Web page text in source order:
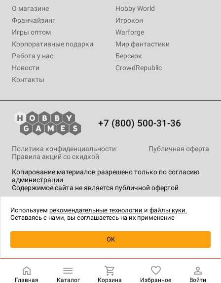
Уведомить о наличии
О магазине
Франчайзинг
Игры оптом
Корпоративные подарки
Работа у нас
Новости
Контакты
Hobby World
Игрокон
Warforge
Мир фантастики
Берсерк
CrowdRepublic
+7 (800) 500-31-36
Копирование материалов разрешено только по согласию
администрации
Содержимое сайта не является публичной офертой
Политика конфиденциальности
Публичная оферта
Правила акций со скидкой
технологии.
Главная Каталог Корзина Избранное Войти
Используем рекомендательные технологии и файлы куки.
Оставаясь с нами, вы соглашаетесь на их применение
OK